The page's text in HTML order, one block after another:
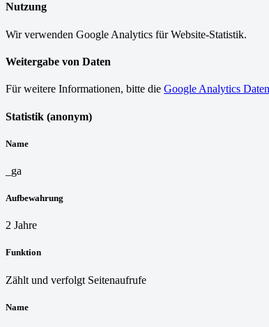
Nutzung
Wir verwenden Google Analytics für Website-Statistik.
Weitergabe von Daten
Für weitere Informationen, bitte die Google Analytics
Statistik (anonym)
Name
_ga
Aufbewahrung
2 Jahre
Funktion
Zählt und verfolgt Seitenaufrufe
Name